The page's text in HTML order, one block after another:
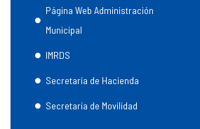
Página Web Administración
Municipal
IMRDS
Secretaría de Hacienda
Secretaría de Movilidad